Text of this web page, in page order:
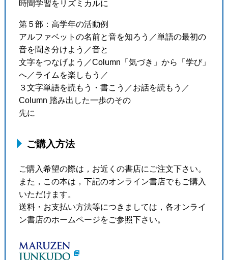
時間学習をリズミカルに
第５部：高学年の活動例
アルファベットの名前と音を知ろう／単語の最初の
音を聞き分けよう／音と
文字をつなげよう／Column「気づき」から「学び」
へ／ライムを楽しもう／
３文字単語を読もう・書こう／お話を読もう／
Column 踏み出した一歩のその
先に
ご購入方法
ご購入希望の際は，お近くの書店にご注文下さい。
また，この本は，下記のオンライン書店でもご購入
いただけます。
送料・お支払い方法等につきましては，各オンライ
ン書店のホームページをご参照下さい。